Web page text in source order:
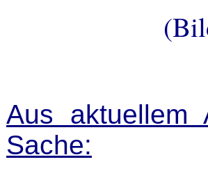
Aus aktuellem
Sache: